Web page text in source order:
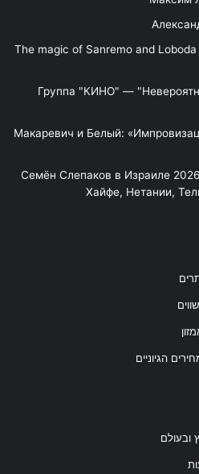
"The magic of Sanremo and
Группа "КИНО" —
Макаревич и Белый:
Семён Слепаков в Израиле
Хайфе, Нетании,